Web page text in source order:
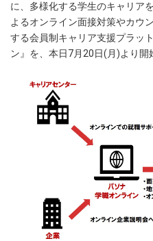
に、多様化する学生のキャリア
よるオンライン面接対策やカウ
する会員制キャリア支援プラッ
ン』を、本日7月20日(月)より開